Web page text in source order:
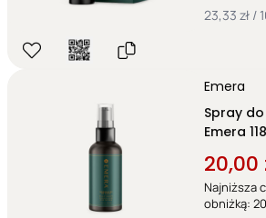
23,33 zł /
Emera
Spray
Emera
20,00
Najniższa
obniżką: